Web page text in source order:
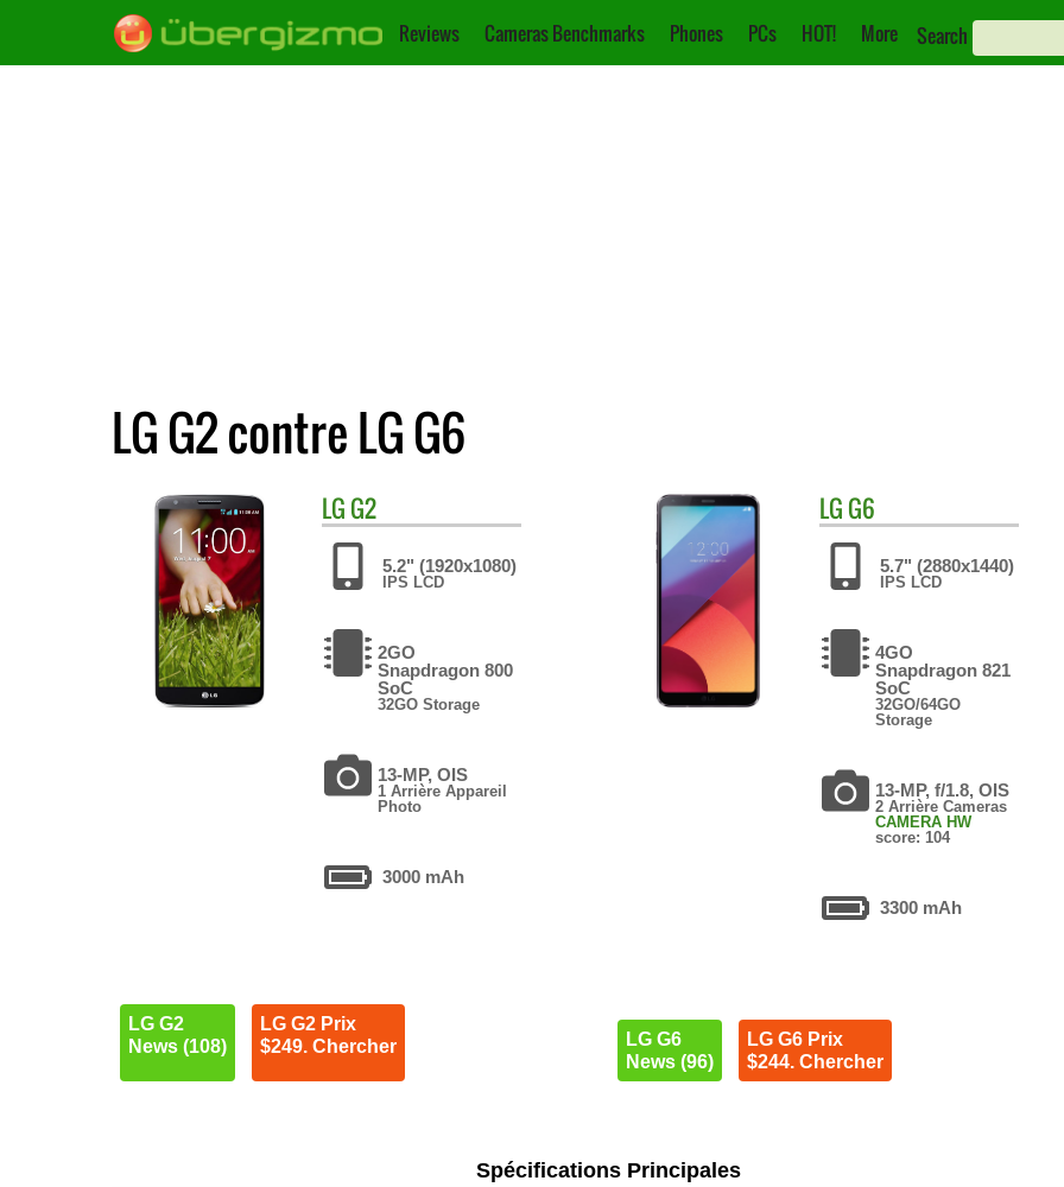
Reviews Cameras Benchmarks Phones PCs HOT! More Search
LG G2 contre LG G6
LG G2
5.2" (1920x1080)
IPS LCD
2GO
Snapdragon 800
SoC
32GO Storage
13-MP, OIS
1 Arrière Appareil
Photo
3000 mAh
LG G2
News (108)
LG G2 Prix
$249. Chercher
LG G6
5.7" (2880x1440)
IPS LCD
4GO
Snapdragon 821
SoC
32GO/64GO
Storage
13-MP, f/1.8, OIS
2 Arrière Cameras
CAMERA HW
score: 104
3300 mAh
LG G6
News (96)
LG G6 Prix
$244. Chercher
Spécifications Principales